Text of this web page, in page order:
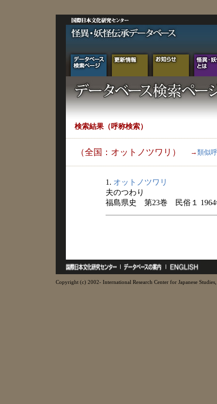
検索結果（呼称検索）
（全国：オットノツワリ） → 類似
1. オットノツワリ
夫のつわり
福島県史 第23巻 民俗１ 1964
Copyright (c) 2002- International Research Center for Japanese